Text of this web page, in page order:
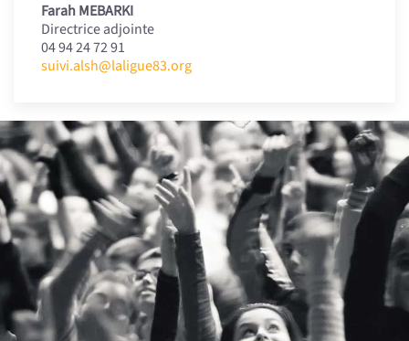
Farah MEBARKI
Directrice adjointe
04 94 24 72 91
suivi.alsh@laligue83.org